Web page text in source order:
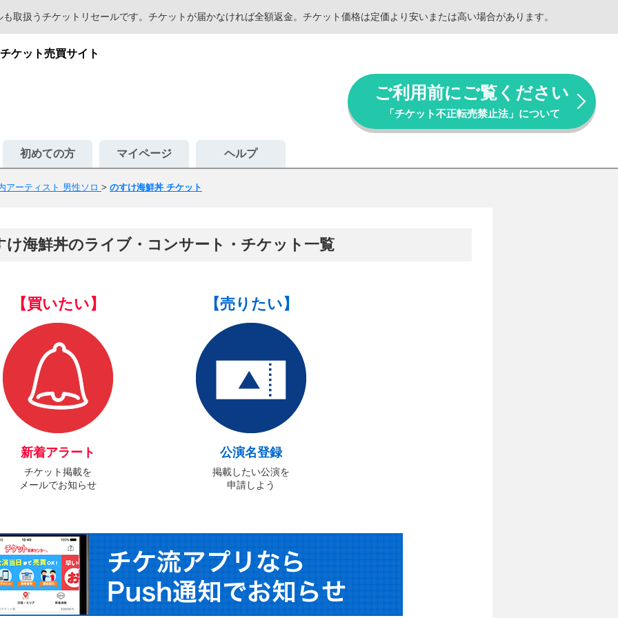
取扱うチケットリセールです。チケットが届かなければ全額返金。チケット価格は定価より安いまたは高い場合があります。
ケット売買サイト
ご利用前にご覧ください
「チケット不正転売禁止法」について
初めての方 マイページ ヘルプ
アーティスト 男性ソロ > のすけ海鮮丼 チケット
け海鮮丼のライブ・コンサート・チケット一覧
【買いたい】
新着アラート
チケット掲載を
メールでお知らせ
【売りたい】
公演名登録
掲載したい公演を
申請しよう